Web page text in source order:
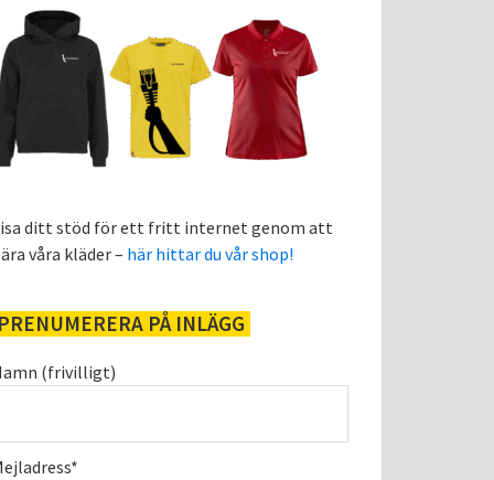
ditt stöd för ett fritt internet genom att
våra kläder – här hittar du vår shop!
PRENUMERERA PÅ INLÄGG
(frivilligt)